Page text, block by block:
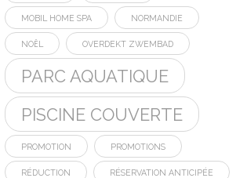
MOBIL HOME SPA NORMANDIE
NOËL OVERDEKT ZWEMBAD
PARC AQUATIQUE
PISCINE COUVERTE
PROMOTION PROMOTIONS
RÉDUCTION RÉSERVATION ANTICIPÉE